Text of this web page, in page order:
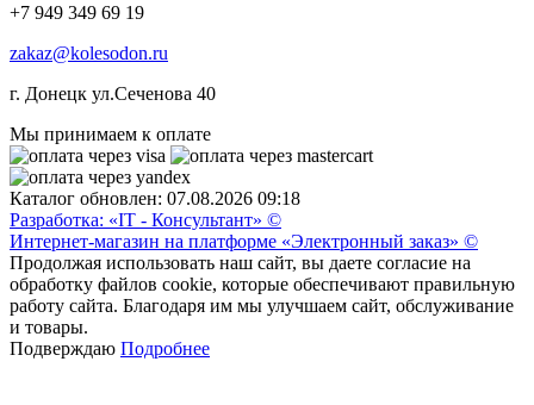
+7 949 349 69 19
zakaz@kolesodon.ru
г. Донецк ул.Сеченова 40
Мы принимаем к оплате
Каталог обновлен: 07.08.2026 09:18
Разработка: «IT - Консультант» ©
Интернет-магазин на платформе «Электронный заказ» ©
Продолжая использовать наш сайт, вы даете согласие на
обработку файлов cookie, которые обеспечивают правильную
работу сайта. Благодаря им мы улучшаем сайт, обслуживание
и товары.
Подверждаю Подробнее